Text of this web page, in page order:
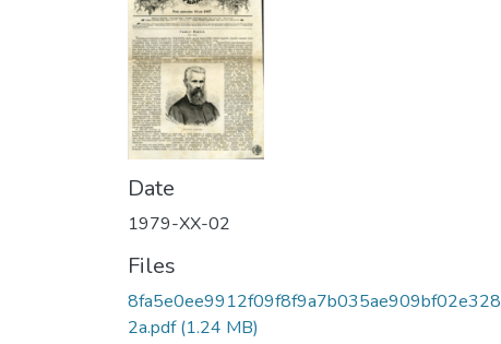
Date
1979-XX-02
Files
8fa5e0ee9912f09f8f9a7b035ae909bf02e328
2a.pdf(1.24 MB)